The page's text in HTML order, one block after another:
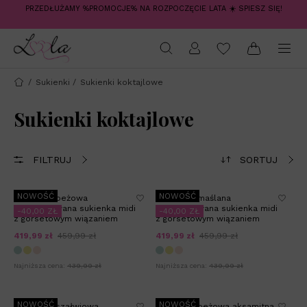
PRZEDŁUŻAMY %PROMOCJE% NA ROZPOCZĘCIE LATA ☀️ SPIESZ SIĘ!
/ Sukienki / Sukienki koktajlowe
Sukienki koktajlowe
FILTRUJ SORTUJ
EVELINE - beżowa
rozkloszowana sukienka midi
z gorsetowym wiązaniem
419,99 zł 459,99 zł
Najniższa cena: 439,99 zł
NOWOŚĆ
-40,00 ZŁ
EVELINE - maślana
rozkloszowana sukienka midi
z gorsetowym wiązaniem
419,99 zł 459,99 zł
Najniższa cena: 439,99 zł
NOWOŚĆ
-40,00 ZŁ
NOWOŚĆ
NOWOŚĆ